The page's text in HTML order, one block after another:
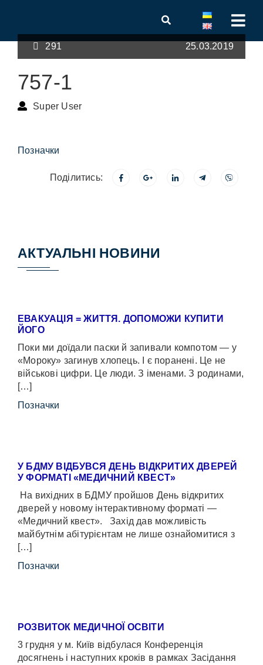
291 25.03.2019
757-1
Super User
Позначки
Поділитись:
АКТУАЛЬНІ НОВИНИ
ЕВАКУАЦІЯ = ЖИТТЯ. ДОПОМОЖИ КУПИТИ
ЙОГО
Поки ми доїдали паски й запивали компотом — у
«Мороку» загинув хлопець. І є поранені. Це не
військові цифри. Це люди. З іменами. З родинами,
[…]
Позначки
У БДМУ ВІДБУВСЯ ДЕНЬ ВІДКРИТИХ ДВЕРЕЙ
У ФОРМАТІ «МЕДИЧНИЙ КВЕСТ»
На вихідних в БДМУ пройшов День відкритих
дверей у новому інтерактивному форматі —
«Медичний квест». Захід дав можливість
майбутнім абітурієнтам не лише ознайомитися з
[…]
Позначки
РОЗВИТОК МЕДИЧНОЇ ОСВІТИ
3 грудня у м. Київ відбулася Конференція
досягнень і наступних кроків в рамках Засідання